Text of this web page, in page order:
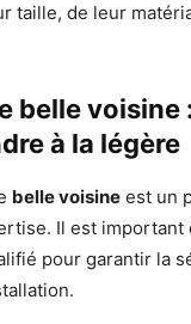
taille, de leur
belle voisine
à la légère
belle voisine est un
Il est important
pour garantir la